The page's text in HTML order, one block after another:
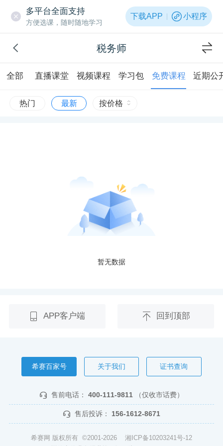
多平台全面支持
方便选课，随时随地学习
下载APP 小程序
税务师
全部 直播课堂 视频课程 学习包 免费课程 近期公
热门 最新 按价格
暂无数据
APP客户端 回到顶部
希赛百家号 关于我们 证书查询
售前电话： 400-111-9811 （仅收市话费）
售后投诉： 156-1612-8671
希赛网 版权所有 ©2001-2026 湘ICP备10203241号-12